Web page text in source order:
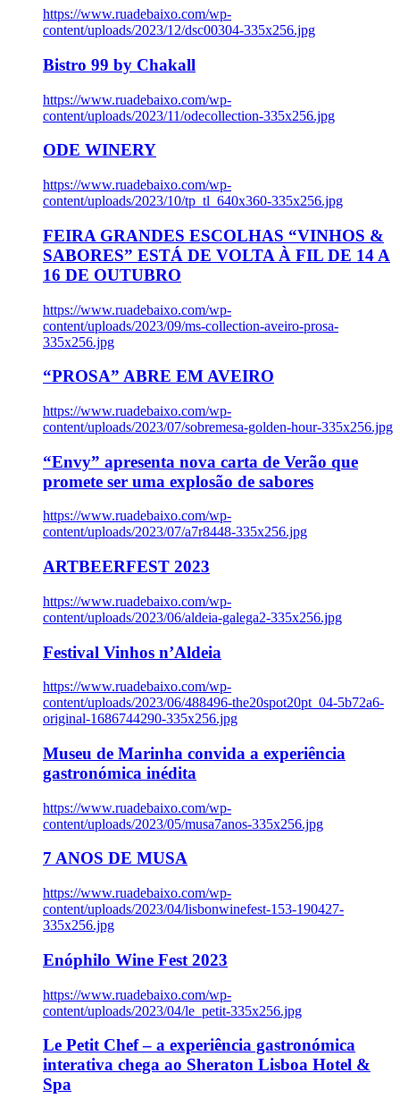
https://www.ruadebaixo.com/wp-
content/uploads/2023/12/dsc00304-335x256.jpg
Bistro 99 by Chakall
https://www.ruadebaixo.com/wp-
content/uploads/2023/11/odecollection-335x256.jpg
ODE WINERY
https://www.ruadebaixo.com/wp-
content/uploads/2023/10/tp_tl_640x360-335x256.jpg
FEIRA GRANDES ESCOLHAS “VINHOS &
SABORES” ESTÁ DE VOLTA À FIL DE 14 A
16 DE OUTUBRO
https://www.ruadebaixo.com/wp-
content/uploads/2023/09/ms-collection-aveiro-prosa-
335x256.jpg
“PROSA” ABRE EM AVEIRO
https://www.ruadebaixo.com/wp-
content/uploads/2023/07/sobremesa-golden-hour-335x256.jpg
“Envy” apresenta nova carta de Verão que
promete ser uma explosão de sabores
https://www.ruadebaixo.com/wp-
content/uploads/2023/07/a7r8448-335x256.jpg
ARTBEERFEST 2023
https://www.ruadebaixo.com/wp-
content/uploads/2023/06/aldeia-galega2-335x256.jpg
Festival Vinhos n’Aldeia
https://www.ruadebaixo.com/wp-
content/uploads/2023/06/488496-the20spot20pt_04-5b72a6-
original-1686744290-335x256.jpg
Museu de Marinha convida a experiência
gastronómica inédita
https://www.ruadebaixo.com/wp-
content/uploads/2023/05/musa7anos-335x256.jpg
7 ANOS DE MUSA
https://www.ruadebaixo.com/wp-
content/uploads/2023/04/lisbonwinefest-153-190427-
335x256.jpg
Enóphilo Wine Fest 2023
https://www.ruadebaixo.com/wp-
content/uploads/2023/04/le_petit-335x256.jpg
Le Petit Chef – a experiência gastronómica
interativa chega ao Sheraton Lisboa Hotel &
Spa